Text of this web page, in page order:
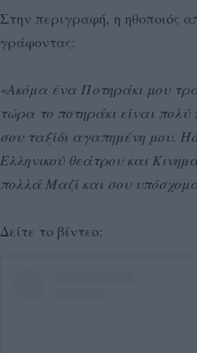
Στην περιγραφή, η ηθοποιός
γράφοντας:
«Ακόμα ένα Ποτηράκι μου
τώρα το ποτηράκι είναι
σου ταξίδι αγαπημένη μου.
Ελληνικού θεάτρου και
πολλά Μαζί και σου
Δείτε το βίντεο: